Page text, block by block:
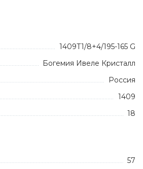
1409T1/8+4/195-165 G
Богемия Ивеле Кристалл
Россия
1409
18
57